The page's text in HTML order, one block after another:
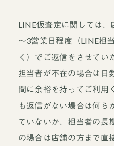
LINE仮査定に関しては、
～3営業日程度（LINE担
く）でご返信をさせてい
担当者が不在の場合は日
間に余裕を持ってご利用
も返信がない場合は何ら
ていないか、担当者の長
の場合は店舗の方まで直
買取ブランド